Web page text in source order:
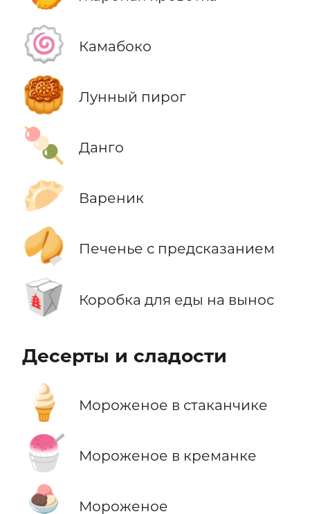
🍥 Камабоко
🥮 Лунный пирог
🍡 Данго
🥟 Вареник
🥠 Печенье с предсказанием
🥡 Коробка для еды на вынос
Десерты и сладости
🍦 Мороженое в стаканчике
🍧 Мороженое в креманке
🍨 Мороженое